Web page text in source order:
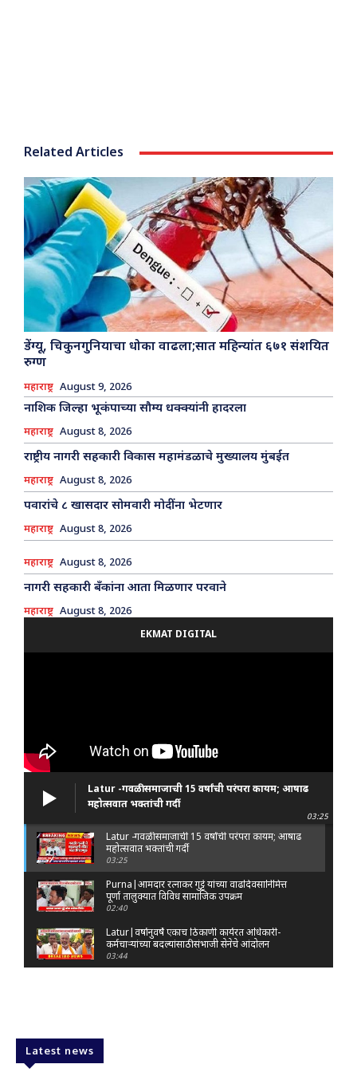
Related Articles
डेंग्यू, चिकुनगुनियाचा धोका वाढला;सात महिन्यांत ६७१ संशयित
रुग्ण
महाराष्ट्र August 9, 2026
नाशिक जिल्हा भूकंपाच्या सौम्य धक्क्यांनी हादरला
महाराष्ट्र August 8, 2026
राष्ट्रीय नागरी सहकारी विकास महामंडळाचे मुख्यालय मुंबईत
महाराष्ट्र August 8, 2026
पवारांचे ८ खासदार सोमवारी मोदींना भेटणार
महाराष्ट्र August 8, 2026
महाराष्ट्र August 8, 2026
नागरी सहकारी बँकांना आता मिळणार परवाने
महाराष्ट्र August 8, 2026
EKMAT DIGITAL
Latur -गवळी समाजाची 15 वर्षांची परंपरा कायम; आषाढ
महोत्सवात भक्तांची गर्दी
03:25
Latur -गवळी समाजाची 15 वर्षांची परंपरा कायम; आषाढ
महोत्सवात भक्तांची गर्दी
03:25
Purna|आमदार रत्नाकर गुट्टे यांच्या वाढदिवसानिमित्त
पूर्णा तालुक्यात विविध सामाजिक उपक्रम
02:40
Latur|वर्षानुवर्षे एकाच ठिकाणी कार्यरत अधिकारी-
कर्मचाऱ्यांच्या बदल्यांसाठी संभाजी सेनेचे आंदोलन
03:44
Latest news